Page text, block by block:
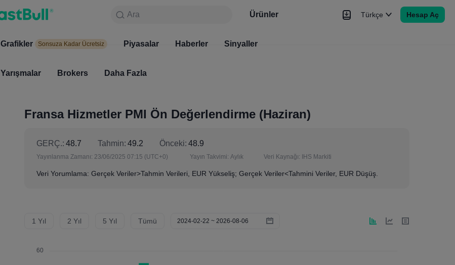
Ara Ürünler
Grafikler Sonsuza Kadar Ücretsiz Piyasalar Haberler
Yarışmalar
Türkçe Hesap Aç
Ara
Ürünler
Grafikler Sonsuza Kadar Ücretsiz Piyasalar Haberler Sinyaller
Yarışmalar Brokers Daha Fazla
Fransa Hizmetler PMI Ön Değerlendirme (Haziran)
GERÇ.: 48.7 Tahmin: 49.2 Önceki: 48.9
Yayınlanma Zamanı: 23/06/2025 07:15 (UTC+0) Yayın Takvimi: Aylık Veri Kaynağı: IHS Markiti
Veri Yorumlama: Gerçek Veriler>Tahmin Verileri, EUR Yükseliş; Gerçek Veriler<Tahmini Veriler, EUR Düşüş.
1 Yıl 2 Yıl 5 Yıl Tümü